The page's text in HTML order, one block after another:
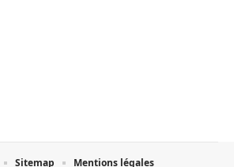
Sitemap Mentions légales